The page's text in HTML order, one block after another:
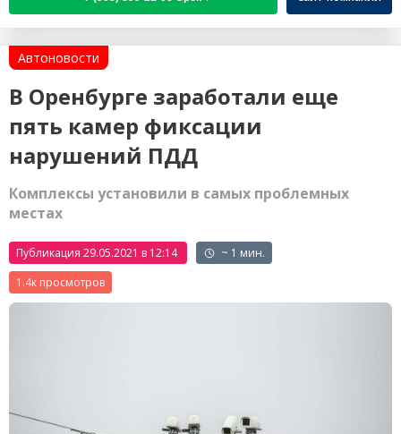
Автоновости
В Оренбурге заработали еще
пять камер фиксации
нарушений ПДД
Комплексы установили в самых проблемных
местах
Публикация 29.05.2021 в 12:14
~ 1 мин.
1.4к